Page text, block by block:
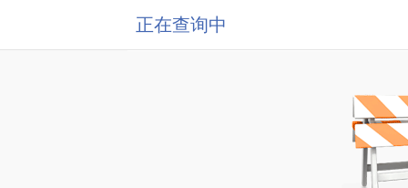
正在查询中